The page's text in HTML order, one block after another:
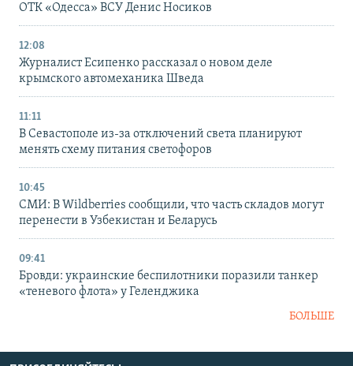
ОТК «Одесса» ВСУ Денис Носиков
12:08
Журналист Есипенко рассказал о новом деле
крымского автомеханика Шведа
11:11
В Севастополе из-за отключений света планируют
менять схему питания светофоров
10:45
СМИ: В Wildberries сообщили, что часть складов могут
перенести в Узбекистан и Беларусь
09:41
Бровди: украинские беспилотники поразили танкер
«теневого флота» у Геленджика
БОЛЬШЕ